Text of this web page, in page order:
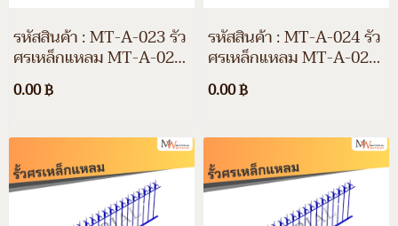
รหัสสินค้า : MT-A-023 รั้ว
ศรเหล็กแหลม MT-A-023
ความยาว 200 ซม. ความสูง
70 ซม. สีขาว สีดำ สีอื่นๆ
0.00 ฿
รหัสสินค้า : MT-A-024 รั้ว
ศรเหล็กแหลม MT-A-024
ความยาว 200 ซม. ความสูง
80 ซม. สีขาว สีดำ สีอื่นๆ
0.00 ฿